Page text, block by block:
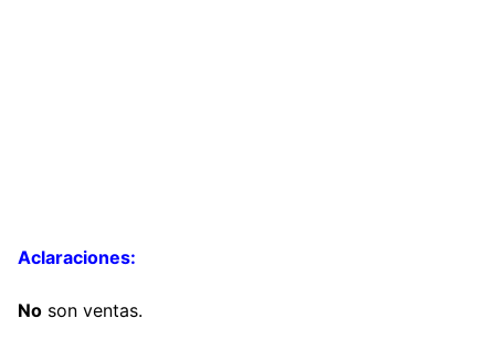
Aclaraciones:
No son ventas.